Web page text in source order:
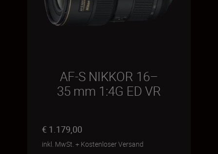
AF-S NIKKOR 16–
35 mm 1:4G ED VR
€ 1.179,00
inkl. MwSt. + Kostenloser Versand